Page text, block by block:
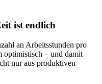
ist endlich
an Arbeitsstunden pro
optimistisch – und damit
nur aus produktiven